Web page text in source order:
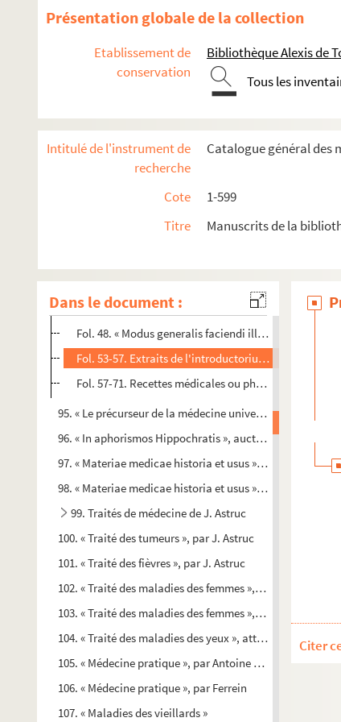
Présentation globale de la collection
Etablissement de
conservation
Bibliothèque Alexis de
Tous les
Intitulé de l'instrument de
recherche
Catalogue général des
Cote
1-599
Titre
Manuscrits de la
Dans le document :
85. « Methodus horti regii Parisiensis. — Scripsit Nicolaus
86. Flore
87. « Catalogue des plantes démontrées à Caen, en
89. « Traité de la décoration des dehors, des jardins et
89bis. « Extrait de l'art de décorer les jardins, traduit de
91. Extraits d'un ouvrage de médecine de Abdallah ben
92. Rhazis et Elluchasem Elimithar opuscula medica
94. Différents traités de médecine
Nicholai Praepositi seu Salernitani antidotarium
Fol. 48. « Modus generalis faciendi illa que intrant in
Fol. 53-57. Extraits de l'introductorium juvenum
Fol. 57-71. Recettes médicales ou pharmaceutiques
95. « Le précurseur de la médecine universelle de toutes
96. « In aphorismos Hippochratis », auctore Nicolao Andry
97. « Materiae medicae historia et usus », auctore P. de
98. « Materiae medicae historia et usus », auctore P. de
99. Traités de médecine de J. Astruc
100. « Traité des tumeurs », par J. Astruc
101. « Traité des fièvres », par J. Astruc
102. « Traité des maladies des femmes », par J. Astruc
103. « Traité des maladies des femmes », par J. Astruc
104. « Traité des maladies des yeux », attribué à Antoine
105. « Médecine pratique », par Antoine Ferrein
106. « Médecine pratique », par Ferrein
107. « Maladies des vieillards »
Citer